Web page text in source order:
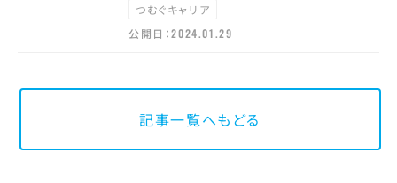
つむぐキャリア
公開日：2024.01.29
記事一覧へもどる